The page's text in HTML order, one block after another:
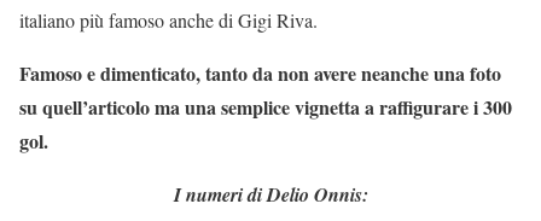
italiano più famoso anche di Gigi Riva.
Famoso e dimenticato, tanto da non avere neanche una foto
su quell’articolo ma una semplice vignetta a raffigurare i 300
gol.
I numeri di Delio Onnis: